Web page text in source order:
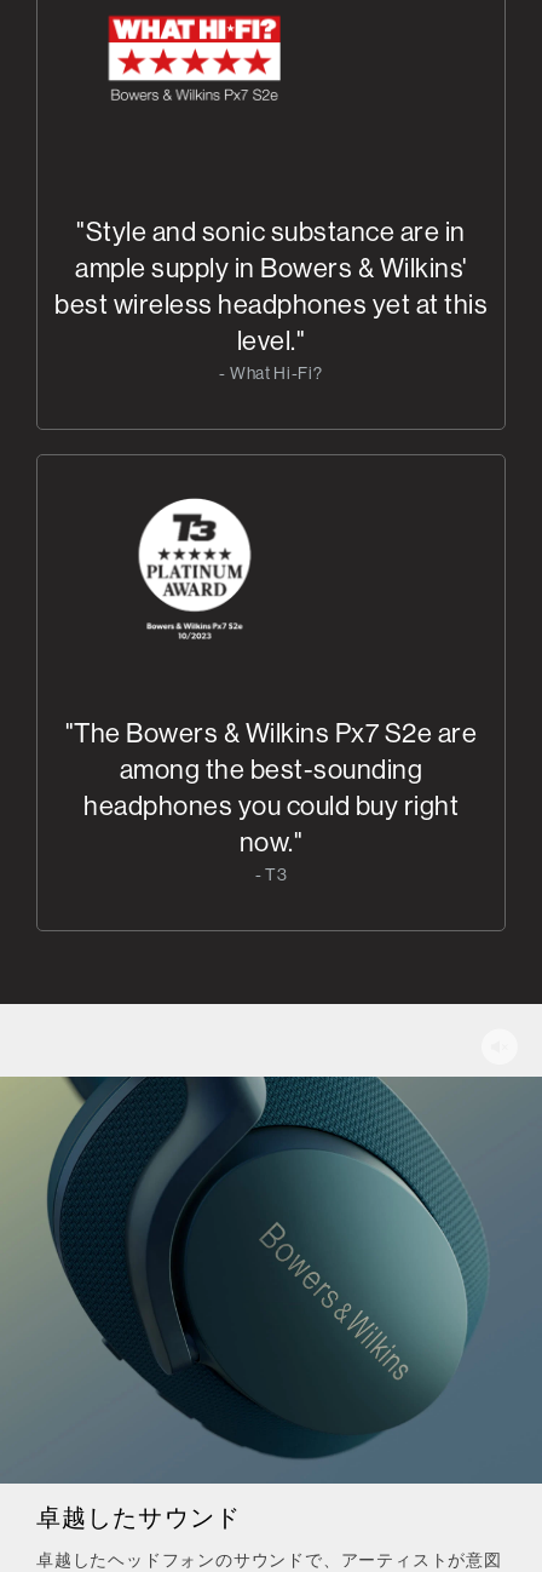
"Style and sonic substance are in
ample supply in Bowers & Wilkins'
best wireless headphones yet at this
level."
- What Hi-Fi?
"The Bowers & Wilkins Px7 S2e are
among the best-sounding
headphones you could buy right
now."
- T3
卓越したサウンド
卓越したヘッドフォンのサウンドで、アーティストが意図